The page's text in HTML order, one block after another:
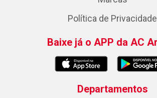
Política de Privacidade
Baixe já o APP da AC
Departamentos